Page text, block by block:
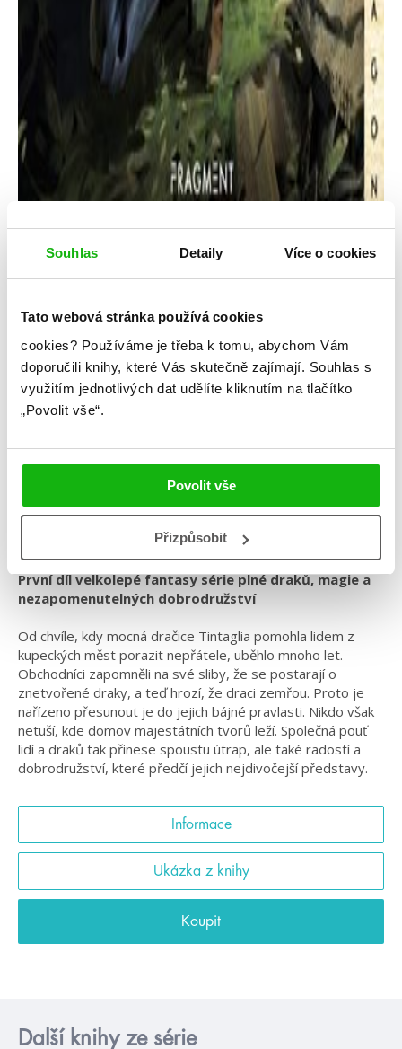
Souhlas Detaily Více o cookies
Tato webová stránka používá cookies
cookies? Používáme je třeba k tomu, abychom Vám
doporučili knihy, které Vás skutečně zajímají. Souhlas s
využitím jednotlivých dat udělíte kliknutím na tlačítko
„Povolit vše“.
Povolit vše
Přizpůsobit
Série: Kroniky Deštné divočiny
Kroniky Deštné divočiny – Dračí strážce
#českáobálka #draci #kronikydeštnédivočiny
#magie
#pendragon #robinhobb
První díl velkolepé fantasy série plné draků, magie a
nezapomenutelných dobrodružství
Od chvíle, kdy mocná dračice Tintaglia pomohla lidem z
kupeckých měst porazit nepřátele, uběhlo mnoho let.
Obchodníci zapomněli na své sliby, že se postarají o
znetvořené draky, a teď hrozí, že draci zemřou. Proto je
nařízeno přesunout je do jejich bájné pravlasti. Nikdo však
netuší, kde domov majestátních tvorů leží. Společná pouť
lidí a draků tak přinese spoustu útrap, ale také radostí a
dobrodružství, které předčí jejich nejdivočejší představy.
Informace
Ukázka z knihy
Koupit
Další knihy ze série